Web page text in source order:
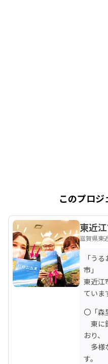
このプロ
東近
滋賀県東
「う
市」
東近江
ていま
〇「森
東に
おり、
多様
す。